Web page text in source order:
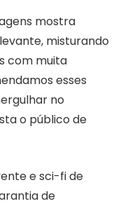
mostra
misturando
com muita
esses
no
o público de
e sci-fi de
de